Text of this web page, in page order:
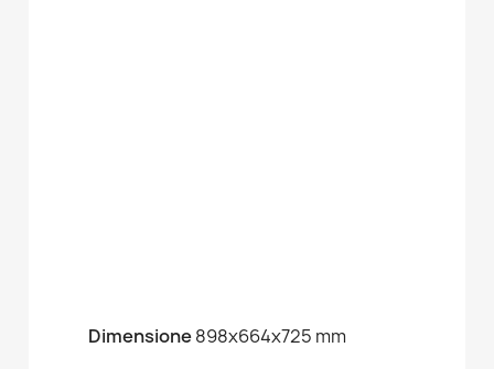
Dimensione898x664x725 mm